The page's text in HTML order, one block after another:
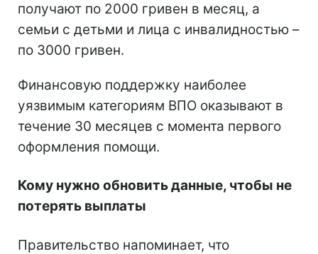
получают по 2000 гривен в месяц, а
семьи с детьми и лица с инвалидностью –
по 3000 гривен.
Финансовую поддержку наиболее
уязвимым категориям ВПО оказывают в
течение 30 месяцев с момента первого
оформления помощи.
Кому нужно обновить данные, чтобы не
потерять выплаты
Правительство напоминает, что